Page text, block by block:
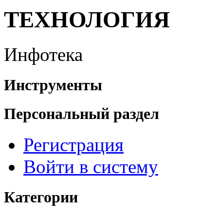
ТЕХНОЛОГИЯ
Инфотека
Инструменты
Персональный раздел
Регистрация
Войти в систему
Категории